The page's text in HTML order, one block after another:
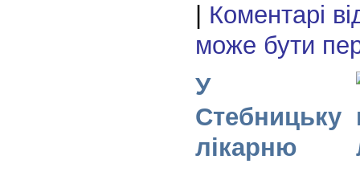
Коментарі
може бути
У
Стебницьку
лікарню